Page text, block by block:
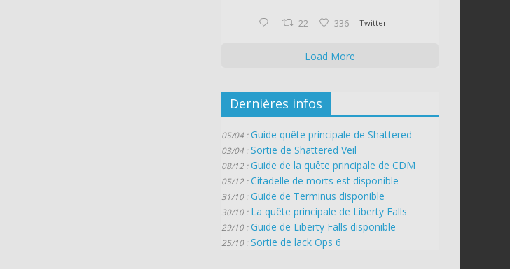
22 336 Twitter
Load More
Dernières infos
05/04 : Guide quête principale de Shattered
03/04 : Sortie de Shattered Veil
08/12 : Guide de la quête principale de CDM
05/12 : Citadelle de morts est disponible
31/10 : Guide de Terminus disponible
30/10 : La quête principale de Liberty Falls
29/10 : Guide de Liberty Falls disponible
25/10 : Sortie de lack Ops 6